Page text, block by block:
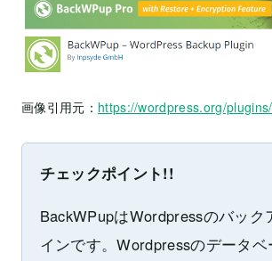
画像引用元： https://wordpress.org/
チェックポイント!!
BackWPupはWordpressのバック
インです。Wordpressのデータベ